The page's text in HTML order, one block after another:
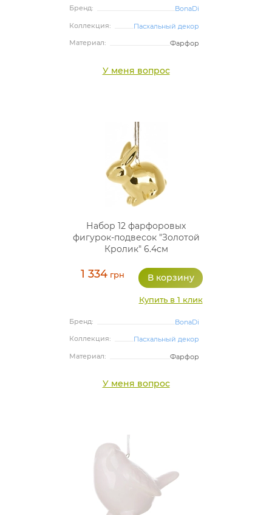
Бренд:
BonaDi
Коллекция:
Пасхальный декор
Материал:
Фарфор
У меня вопрос
Набор 12 фарфоровых
фигурок-подвесок "Золотой
Кролик" 6.4см
1 334 грн
Купить в 1 клик
Бренд:
BonaDi
Коллекция:
Пасхальный декор
Материал:
Фарфор
У меня вопрос